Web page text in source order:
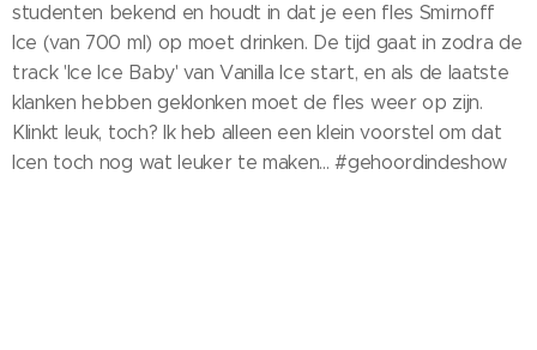
studenten bekend en houdt in dat je een fles Smirnoff
Ice (van 700 ml) op moet drinken. De tijd gaat in zodra de
track 'Ice Ice Baby' van Vanilla Ice start, en als de laatste
klanken hebben geklonken moet de fles weer op zijn.
Klinkt leuk, toch? Ik heb alleen een klein voorstel om dat
Icen toch nog wat leuker te maken... #gehoordindeshow